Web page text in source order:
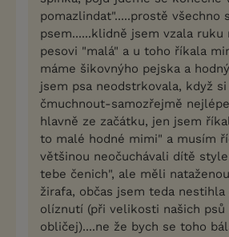
pomazlindat".....prostě všechno
psem......klidně jsem vzala ruku
pesovi "malá" a u toho říkala
máme šikovnýho pejska a
jsem psa neodstrkovala, když
čmuchnout-samozřejmě
hlavně ze začátku, jen jsem
to malé hodné mimi" a musím
většinou neočuchávali dítě
tebe čenich", ale měli
žirafa, občas jsem teda nestihla
olíznutí (při velikosti našich
obličej)....ne že bych se toho